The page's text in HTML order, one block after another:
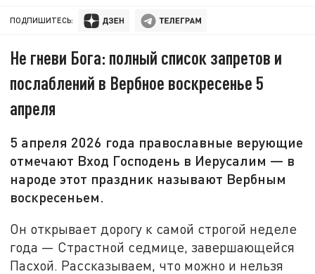
ПОДПИШИТЕСЬ:
Не гневи Бога: полный список запретов и
послаблений в Вербное воскресенье 5
апреля
5 апреля 2026 года православные верующие
отмечают Вход Господень в Иерусалим — в
народе этот праздник называют Вербным
воскресеньем.
Он открывает дорогу к самой строгой неделе
года — Страстной седмице, завершающейся
Пасхой. Рассказываем, что можно и нельзя